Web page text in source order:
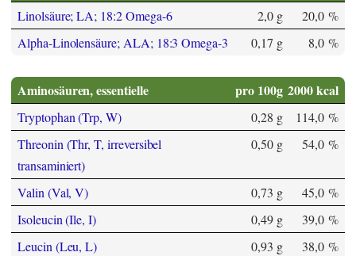
Linolsäure; LA; 18:2 Omega-6 2,0 g
20,0 %
Alpha-Linolensäure; ALA; 18:3 Omega-3
0,17 g 8,0 %
Aminosäuren, essentielle pro 100g 2000 kcal
Tryptophan (Trp, W) 0,28 g
114,0 %
Threonin (Thr, T, irreversibel
transaminiert)
0,50 g 54,0 %
Valin (Val, V) 0,73 g
45,0 %
Isoleucin (Ile, I)
0,49 g
39,0 %
Leucin (Leu, L)
0,93 g
38,0 %